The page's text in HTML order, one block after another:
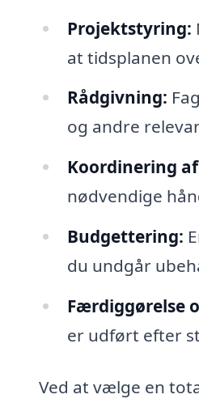
Projektstyring:
at tidsplanen
Rådgivning:
og andre
Koordinering
nødvendige
Budgettering:
du undgår
Færdiggørelse
er udført efter
Ved at vælge en